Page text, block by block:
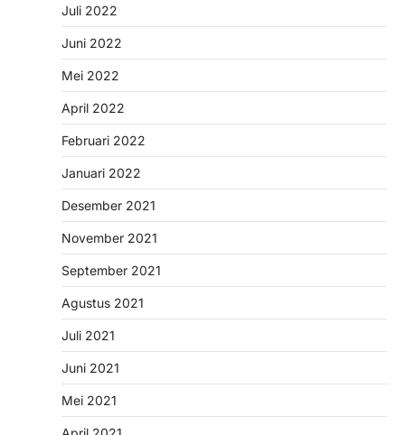
Juli 2022
Juni 2022
Mei 2022
April 2022
Februari 2022
Januari 2022
Desember 2021
November 2021
September 2021
Agustus 2021
Juli 2021
Juni 2021
Mei 2021